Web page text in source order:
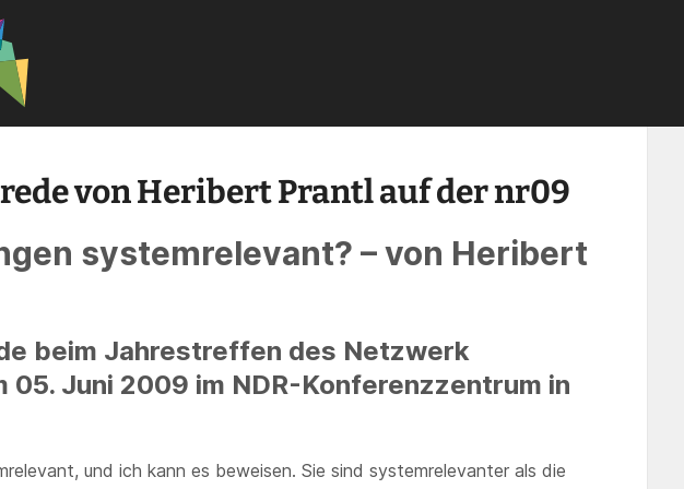
von Heribert Prantl auf der nr09
von Heribert Prantl auf der nr09
systemrelevant? – von Heribert
beim Jahrestreffen des Netzwerk
05. Juni 2009 im NDR-Konferenzzentrum in
und ich kann es beweisen. Sie sind systemrelevanter als die